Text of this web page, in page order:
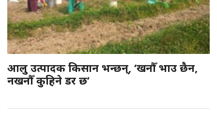
आलु उत्पादक किसान भन्छन्, ‘खनौँ भाउ छैन,
नखनौँ कुहिने डर छ’